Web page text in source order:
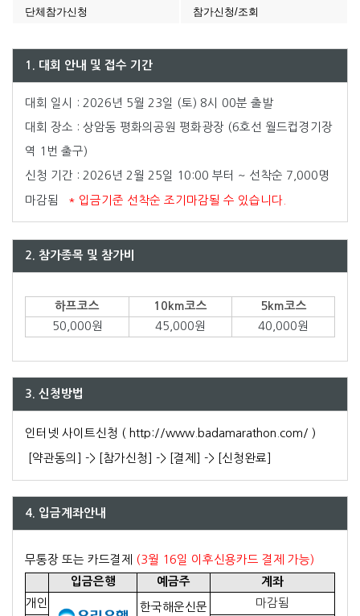
단체참가신청 참가신청/조회
1. 대회 안내 및 접수 기간
대회 일시 : 2026년 5월 23일 (토) 8시 00분 출발
대회 장소 : 상암동 평화의공원 평화광장 (6호선 월드컵경기장
역 1번 출구)
신청 기간 : 2026년 2월 25일 10:00 부터 ~ 선착순 7,000명
마감됨 * 입금기준 선착순 조기마감될 수 있습니다.
2. 참가종목 및 참가비
하프코스 10km코스 5km코스
50,000원 45,000원 40,000원
3. 신청방법
인터넷 사이트신청 ( http://www.badamarathon.com/ )
[약관동의] -> [참가신청] -> [결제] -> [신청완료]
4. 입금계좌안내
무통장 또는 카드결제 (3월 16일 이후신용카드 결제 가능)
입금은행 예금주 계좌
개인
한국해운신문
마감됨